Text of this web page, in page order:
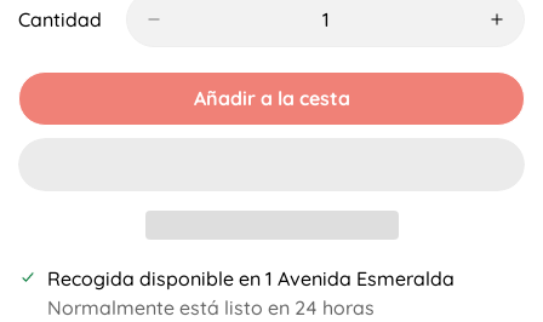
No
Cantidad
Añadir a la cesta
Recogida disponible en 1 Avenida Esmeralda
Normalmente está listo en 24 horas